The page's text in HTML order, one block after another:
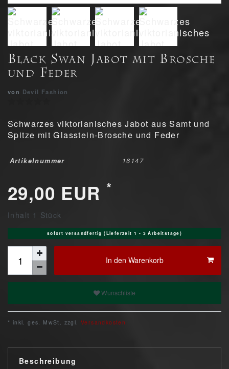
Black Swan Jabot mit Brosche
und Feder
von Devil Fashion
Schwarzes viktorianisches Jabot aus Samt und
Spitze mit Glasstein-Brosche und Feder
Artikelnummer 16147
29,00 EUR *
Inhalt 1 Stück
sofort versandfertig (Lieferzeit 1 - 3 Arbeitstage)
In den Warenkorb
Wunschliste
* inkl. ges. MwSt. zzgl. Versandkosten
Beschreibung